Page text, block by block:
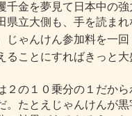
千金を夢見て日本中の
県立大側も、手を読ま
じゃんけん参加料を一回
ることにすればきっと
の１０乗分の１だから
。たとえじゃんけんが